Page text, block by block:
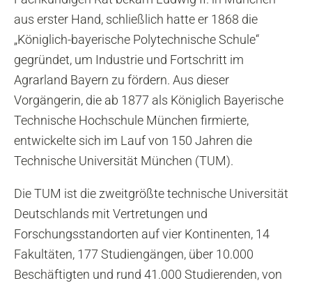
aus erster Hand, schließlich hatte er 1868 die
„Königlich-bayerische Polytechnische Schule“
gegründet, um Industrie und Fortschritt im
Agrarland Bayern zu fördern. Aus dieser
Vorgängerin, die ab 1877 als Königlich Bayerische
Technische Hochschule München firmierte,
entwickelte sich im Lauf von 150 Jahren die
Technische Universität München (TUM).
Die TUM ist die zweitgrößte technische Universität
Deutschlands mit Vertretungen und
Forschungsstandorten auf vier Kontinenten, 14
Fakultäten, 177 Studiengängen, über 10.000
Beschäftigten und rund 41.000 Studierenden, von